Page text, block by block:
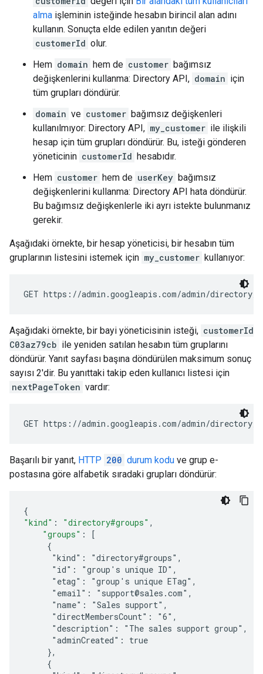
alma işleminin isteğinde hesabın birincil alan adını
kullanın. Sonuçta elde edilen yanıtın değeri
customerId olur.
Hem domain hem de customer bağımsız
değişkenlerini kullanma: Directory API, domain için
tüm grupları döndürür.
domain ve customer bağımsız değişkenleri
kullanılmıyor: Directory API, my_customer ile ilişkili
hesap için tüm grupları döndürür. Bu, isteği gönderen
yöneticinin customerId hesabıdır.
Hem customer hem de userKey bağımsız
değişkenlerini kullanma: Directory API hata döndürür.
Bu bağımsız değişkenlerle iki ayrı istekte bulunmanız
gerekir.
Aşağıdaki örnekte, bir hesap yöneticisi, bir hesabın tüm
gruplarının listesini istemek için my_customer kullanıyor:
GET https://admin.googleapis.com/admin/directory/v1/
Aşağıdaki örnekte, bir bayi yöneticisinin isteği, customerId
C03az79cb ile yeniden satılan hesabın tüm gruplarını
döndürür. Yanıt sayfası başına döndürülen maksimum sonuç
sayısı 2'dir. Bu yanıttaki takip eden kullanıcı listesi için
nextPageToken vardır:
GET https://admin.googleapis.com/admin/directory/v1/
Başarılı bir yanıt, HTTP 200 durum kodu ve grup e-
postasına göre alfabetik sıradaki grupları döndürür:
{
"kind" : "directory#groups" ,
"groups" :
[
     {
      "kind": "directory#groups",
      "id": "
group's unique ID",
      "etag": "
group's unique ETag",
      "email": "support@sales.com",
      "name": "Sales support",
      "directMembersCount": "6",
      "description": "The sales support group",
      "adminCreated": true
     },
     {